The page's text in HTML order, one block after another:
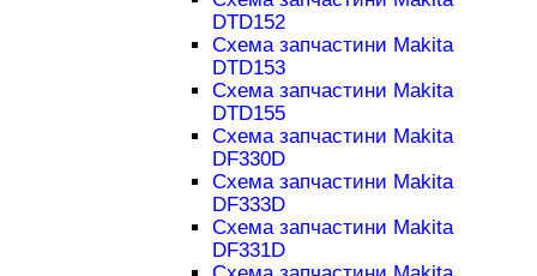
DTD152
Схема запчастини Makita
DTD153
Схема запчастини Makita
DTD155
Схема запчастини Makita
DF330D
Схема запчастини Makita
DF333D
Схема запчастини Makita
DF331D